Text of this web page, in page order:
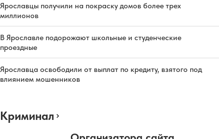
Ярославцы получили на покраску домов более трех
миллионов
В Ярославле подорожают школьные и студенческие
проездные
Ярославца освободили от выплат по кредиту, взятого под
влиянием мошенников
Криминал